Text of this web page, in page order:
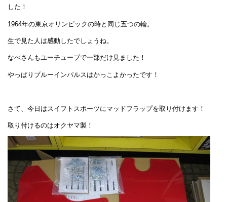
した！
1964年の東京オリンピックの時と同じ五つの輪。
生で見た人は感動したでしょうね。
なべさんもユーチューブで一部だけ見ました！
やっぱりブルーインパルスはかっこよかったです！
さて、今日はスイフトスポーツにマッドフラップを取り付けます！
取り付けるのはオクヤマ製！